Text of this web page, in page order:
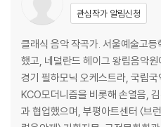
관심작가 알림신청
클래식 음악 작곡가. 서울예술고
했고, 네덜란드 헤이그 왕립음악
경기 필하모닉 오케스트라, 국립
KCO모더니즘을 비롯해 손열음,
과 협업했으며, 부평아트센터 〈브